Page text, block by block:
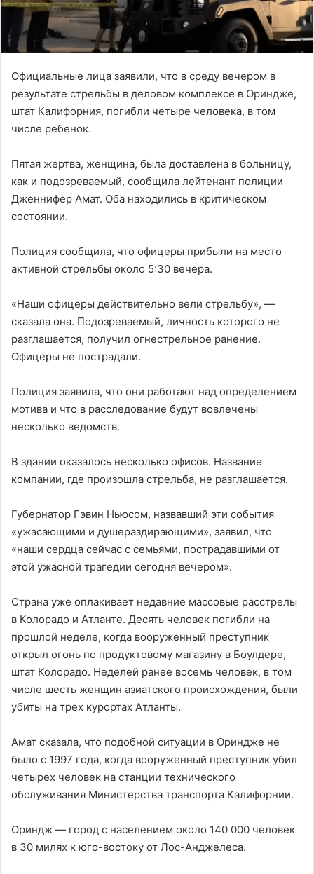
Официальные лица заявили, что в среду вечером в
результате стрельбы в деловом комплексе в Ориндже,
штат Калифорния, погибли четыре человека, в том
числе ребенок.
Пятая жертва, женщина, была доставлена в больницу,
как и подозреваемый, сообщила лейтенант полиции
Дженнифер Амат. Оба находились в критическом
состоянии.
Полиция сообщила, что офицеры прибыли на место
активной стрельбы около 5:30 вечера.
«Наши офицеры действительно вели стрельбу», —
сказала она. Подозреваемый, личность которого не
разглашается, получил огнестрельное ранение.
Офицеры не пострадали.
Полиция заявила, что они работают над определением
мотива и что в расследование будут вовлечены
несколько ведомств.
В здании оказалось несколько офисов. Название
компании, где произошла стрельба, не разглашается.
Губернатор Гэвин Ньюсом, назвавший эти события
«ужасающими и душераздирающими», заявил, что
«наши сердца сейчас с семьями, пострадавшими от
этой ужасной трагедии сегодня вечером».
Страна уже оплакивает недавние массовые расстрелы
в Колорадо и Атланте. Десять человек погибли на
прошлой неделе, когда вооруженный преступник
открыл огонь по продуктовому магазину в Боулдере,
штат Колорадо. Неделей ранее восемь человек, в том
числе шесть женщин азиатского происхождения, были
убиты на трех курортах Атланты.
Амат сказала, что подобной ситуации в Ориндже не
было с 1997 года, когда вооруженный преступник убил
четырех человек на станции технического
обслуживания Министерства транспорта Калифорнии.
Ориндж — город с населением около 140 000 человек
в 30 милях к юго-востоку от Лос-Анджелеса.